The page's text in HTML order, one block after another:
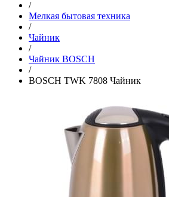
/
Мелкая бытовая техника
/
Чайник
/
Чайник BOSCH
/
BOSCH TWK 7808 Чайник